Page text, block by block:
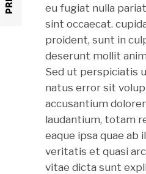
eu fugiat nulla
sint occaecat.
proident, sunt in
deserunt mollit
Sed ut perspiciatis
natus error sit
accusantium
laudantium, totam
eaque ipsa quae ab
veritatis et quasi
vitae dicta sunt